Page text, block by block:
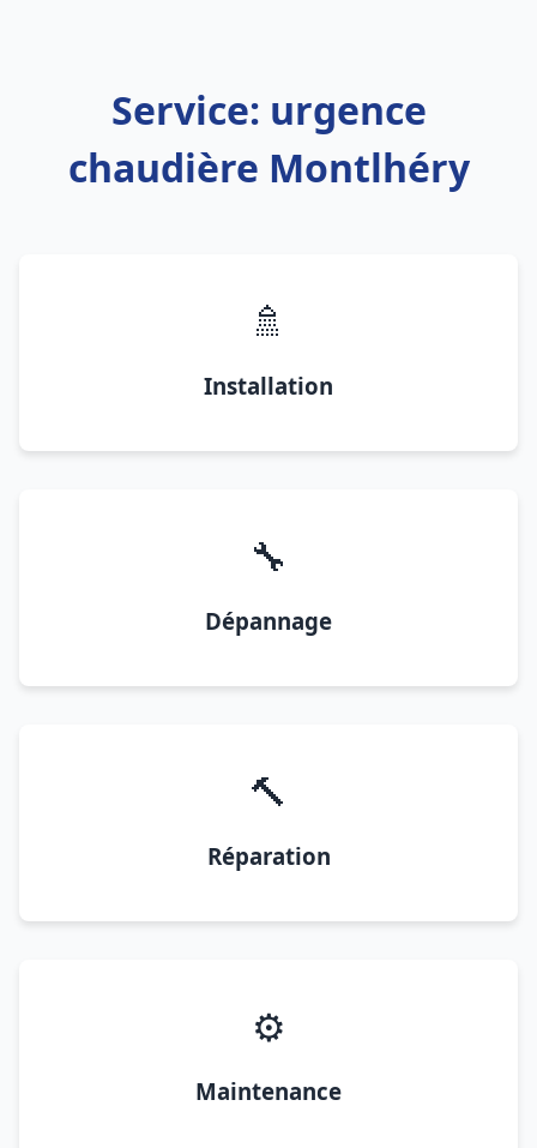
Service: urgence
chaudière Montlhéry
🚿
Installation
🔧
Dépannage
🔨
Réparation
⚙️
Maintenance